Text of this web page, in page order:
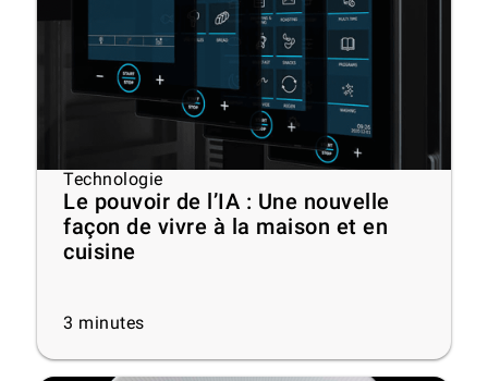
Technologie
Le pouvoir de l’IA : Une nouvelle
façon de vivre à la maison et en
cuisine
3 minutes